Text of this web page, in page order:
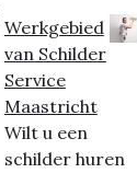
Werkgebied
van Schilder
Service
Maastricht
Wilt u een
schilder huren